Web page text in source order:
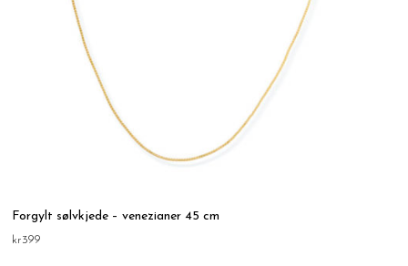
Forgylt sølvkjede – venezianer 45 cm
kr399